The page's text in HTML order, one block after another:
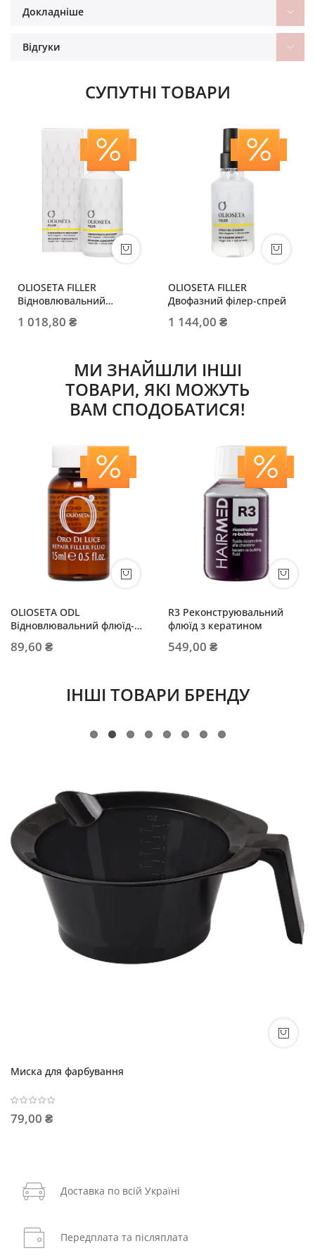
Докладніше
Відгуки
СУПУТНІ ТОВАРИ
OLIOSETA FILLER
Відновлювальний
1 018,80 ₴
OLIOSETA FILLER
Двофазний філер-спрей
1 144,00 ₴
МИ ЗНАЙШЛИ ІНШІ
ТОВАРИ, ЯКІ МОЖУТЬ
ВАМ СПОДОБАТИСЯ!
OLIOSETA ODL
Відновлювальний флюїд-
89,60 ₴
R3 Реконструювальний
флюїд з кератином
549,00 ₴
ІНШІ ТОВАРИ БРЕНДУ
Миска для фарбування
79,00 ₴
Доставка по всій Україні
Передплата та післяплата